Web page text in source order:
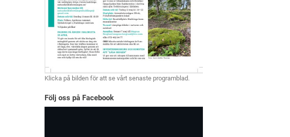
Klicka på bilden för att se vårt senaste programblad.
Följ oss på Facebook